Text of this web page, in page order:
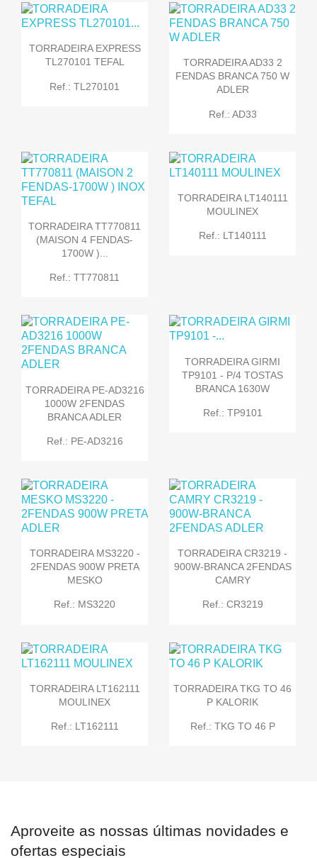
TORRADEIRA EXPRESS
TL270101 TEFAL
Ref.: TL270101
TORRADEIRA AD33 2
FENDAS BRANCA 750 W
ADLER
Ref.: AD33
TORRADEIRA TT770811
(MAISON 4 FENDAS-
1700W )...
Ref.: TT770811
TORRADEIRA LT140111
MOULINEX
Ref.: LT140111
TORRADEIRA PE-AD3216
1000W 2FENDAS
BRANCA ADLER
Ref.: PE-AD3216
TORRADEIRA GIRMI
TP9101 - P/4 TOSTAS
BRANCA 1630W
Ref.: TP9101
TORRADEIRA MS3220 -
2FENDAS 900W PRETA
MESKO
Ref.: MS3220
TORRADEIRA CR3219 -
900W-BRANCA 2FENDAS
CAMRY
Ref.: CR3219
TORRADEIRA LT162111
MOULINEX
Ref.: LT162111
TORRADEIRA TKG TO 46
P KALORIK
Ref.: TKG TO 46 P
Aproveite as nossas últimas novidades e
ofertas especiais